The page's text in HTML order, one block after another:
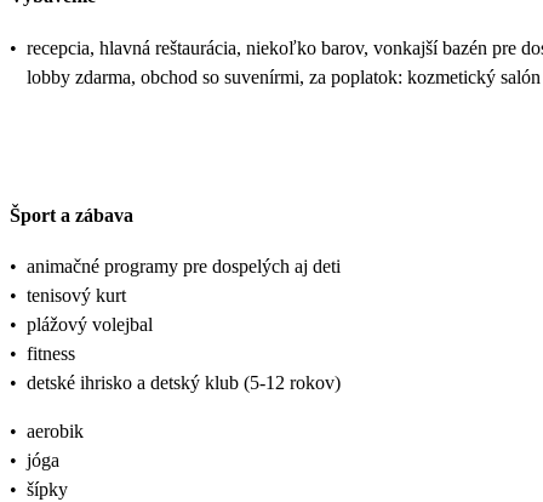
• recepcia, hlavná reštaurácia, niekoľko barov, vonkajší bazén pre
lobby zdarma, obchod so suvenírmi, za poplatok: kozmetický
Šport a zábava
• animačné programy pre dospelých aj deti
• tenisový kurt
• plážový volejbal
• fitness
• detské ihrisko a detský klub (5-12 rokov)
• aerobik
• jóga
• šípky